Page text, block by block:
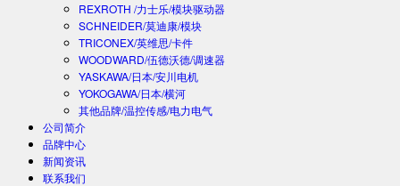
REXROTH /力士乐/模块驱动器
SCHNEIDER/莫迪康/模块
TRICONEX/英维思/卡件
WOODWARD/伍德沃德/调速器
YASKAWA/日本/安川电机
YOKOGAWA/日本/横河
其他品牌/温控传感/电力电气
公司简介
品牌中心
新闻资讯
联系我们